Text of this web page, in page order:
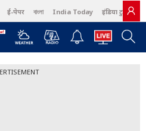
ई-पेपर বাংলা India Today इंडिया टुडे हिंदी